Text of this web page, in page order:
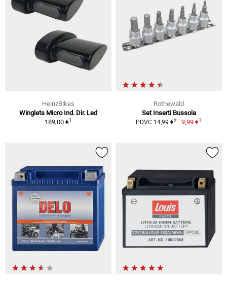
HeinzBikes
Winglets Micro Ind. Dir. Led
189,00 €1
Rothewald
Set Inserti Bussola
PDVC 14,99 €2 9,99 €1